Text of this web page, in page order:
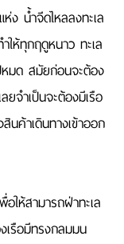
ง น้ำจีดไหลลงทะเล
ให้ทุกฤดูหนาว ทะเล
หมด สมัยก่อนจะต้อง
ยจำเป็นจะต้องมีเรือ
นค้าเดินทางเข้าออก
ให้สามารถฝ่าทะเล
เรือมีทรงกลมมน